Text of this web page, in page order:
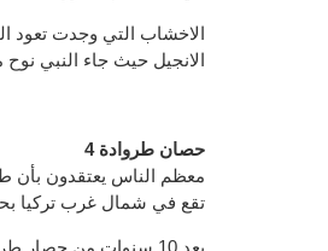
الانجيل حيث جاء النبي
4 حصان طروادة
معظم الناس يعتقدون بأن
تقع في شمال غرب تركيا
بعد 10 سنوات من